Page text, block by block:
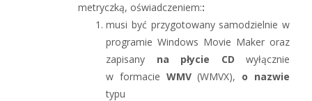
metryczką, oświadczeniem::
musi być przygotowany samodzielnie w
programie Windows Movie Maker oraz
zapisany na płycie CD wyłącznie
w formacie WMV(WMVX), o nazwie
typu